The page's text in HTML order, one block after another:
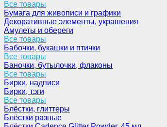
Все товары
Бумага для живописи и графики
Декоративные элементы, украшения
Амулеты и обереги
Все товары
Бабочки, букашки и птички
Все товары
Баночки, бутылочки, флаконы
Все товары
Бирки, надписи
Бирки, тэги
Все товары
Блёстки, глиттеры
Блёстки разные